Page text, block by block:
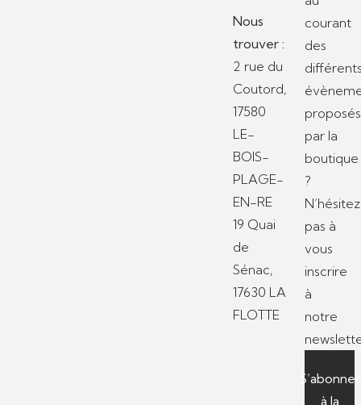
Nous
trouver :
2 rue du
Coutord,
17580
LE-
BOIS-
PLAGE-
EN-RE
19 Quai
de
Sénac,
17630 LA
FLOTTE
courant
des
proposés
par la
boutique
?
N’hésitez
pas à
vous
inscrire
à
notre
S’abonner
à la